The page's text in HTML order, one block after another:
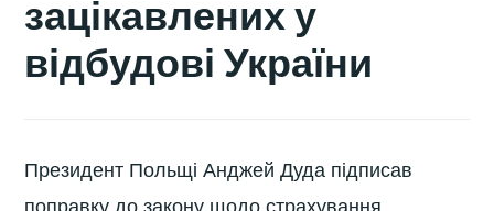
зацікавлених у
відбудові України
Президент Польщі Анджей Дуда підписав
поправку до закону щодо страхування